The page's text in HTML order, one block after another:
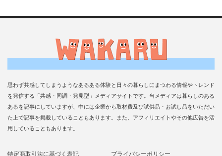
思わず共感してしまうようなあるある体験と日々の暮らしにまつわる情報やトレンド
を発信する「共感・同調・発見型」メディアサイトです。当メディアは暮らしのある
あるを記事にしていますが、中には企業から取材費及び試供品・お試し品をいただい
た上で記事を掲載していることもあります。また、アフィリエイトやその他広告を活
用していることもあります。
特定商取引法に基づく表記 プライバシーポリシー